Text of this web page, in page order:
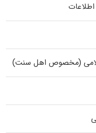
(مخصوص اهل سنت)